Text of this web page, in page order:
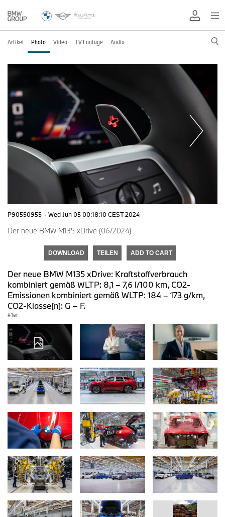
Artikel Photo Video TV Footage Audio
P90550955 · Wed Jun 05 00:18:10 CEST 2024
Der neue BMW M135 xDrive (06/2024)
DOWNLOAD TEILEN ADD TO CART
Der neue BMW M135 xDrive: Kraftstoffverbrauch
kombiniert gemäß WLTP: 8,1 – 7,6 l/100 km, CO2-
Emissionen kombiniert gemäß WLTP: 184 – 173 g/km,
CO2-Klasse(n): G – F.
1er